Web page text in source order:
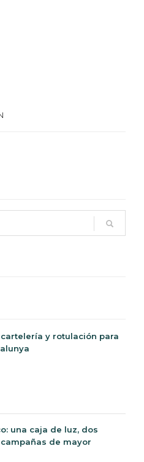
y rotulación para
una caja de luz, dos
de mayor